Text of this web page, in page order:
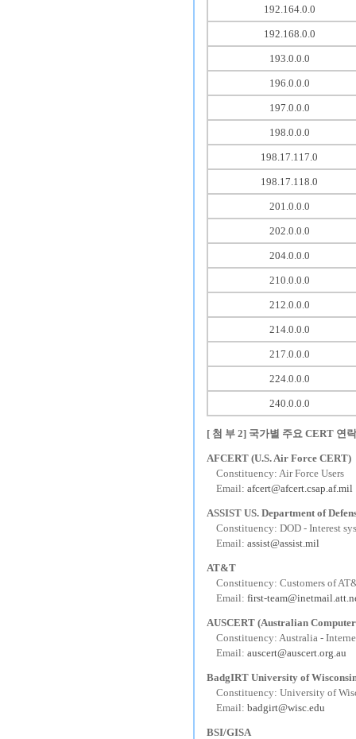
192.164.0.0
192.168.0.0
193.0.0.0
196.0.0.0
197.0.0.0
198.0.0.0
198.17.117.0
198.17.118.0
201.0.0.0
202.0.0.0
204.0.0.0
210.0.0.0
212.0.0.0
214.0.0.0
217.0.0.0
224.0.0.0
240.0.0.0
[ 첨 부 2] 국가별 주요 CERT 연
AFCERT (U.S. Air Force CERT)
Constituency: Air Force Users
Email: afcert@afcert.csap.af.mil
ASSIST US. Department of
Constituency: DOD - Interest
Email: assist@assist.mil
AT&T
Constituency: Customers of
Email: first-
AUSCERT (Australian
Constituency: Australia -
Email: auscert@auscert.org.au
BadgIRT University of
Constituency: University of
Email: badgirt@wisc.edu
BSI/GISA